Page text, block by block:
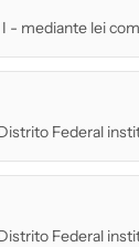
- mediante lei
Federal
Federal